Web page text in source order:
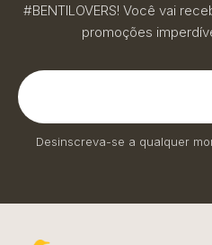
#BENTILOVERS! Você vai
promoções
Desinscreva-se a qualquer